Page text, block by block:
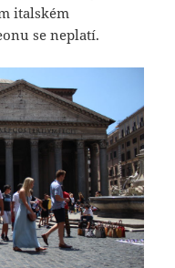
italském
se neplatí.